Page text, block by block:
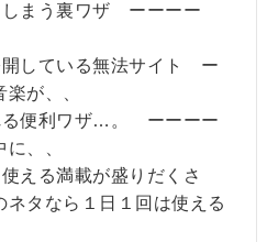
しまう裏ワザ ーーーー
している無法サイト ー
が、、
る便利ワザ…。 ーーーー
、、
える満載が盛りだくさ
タなら１日１回は使える